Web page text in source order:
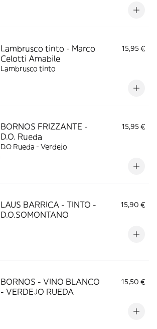
Lambrusco tinto - Marco
Celotti Amabile
15,95 €
Lambrusco tinto
BORNOS FRIZZANTE -
D.O. Rueda
15,95 €
D.O Rueda - Verdejo
LAUS BARRICA - TINTO -
D.O.SOMONTANO
15,90 €
BORNOS - VINO BLANCO
- VERDEJO RUEDA
15,50 €